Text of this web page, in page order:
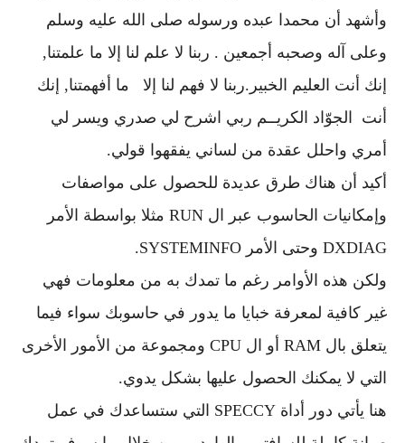
وأشهد أن محمدا عبده ورسوله صلى الله عليه وسلم
وعلى آله وصحبه أجمعين . ربنا لا علم لنا إلا ما علمتنا,
إنك أنت العليم الخبير.ربنا لا فهم لنا إلا ما أفهمتنا, إنك
أنت الجوّاد الكريــم ربي اشرح لي صدري ويسر لي
أمري واحلل عقدة من لساني يفقهوا قولي.
أكيد أن هناك طرق عديدة للحصول على مواصفات
وإمكانيات الحاسوب عبر ال RUN مثلا بواسطة الأمر
DXDIAG وحتى الأمر SYSTEMINFO.
ولكن هذه الأوامر رغم ما تمدك به من معلومات فهي
غير كافية لمعرفة خبايا ما يدور في حاسوبك سواء فيما
يتعلق بال RAM أو ال CPU ومجموعة من الأمور الأخرى
التي لا يمكنك الحصول عليها بشكل يدوي.
هنا يأتي دور أداة SPECCY التي ستساعدك في عمل